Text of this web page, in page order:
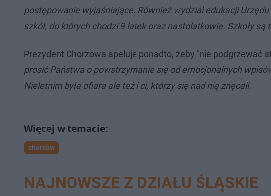
postępowanie wyjaśniające. Również wydział edukacji
szkół, do których chodzi 9 latek oraz nastolatkowie. Szkoły
Prezydent Chorzowa apeluje ponadto, żeby "nie podgrzewać
prosić Państwa o powstrzymanie się od emocjonalnych
Nieletnim była ofiara ale też i ci, którzy się nad nią znęcali.
chorzów
NAJNOWSZE Z DZIAŁU ŚLĄSKIE